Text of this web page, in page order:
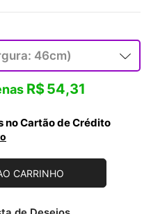
R$54,31
no Cartão de Crédito
CARRINHO